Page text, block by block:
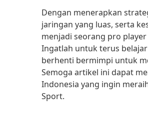
Dengan menerapkan
jaringan yang luas, serta
menjadi seorang pro
Ingatlah untuk terus
berhenti bermimpi untuk
Semoga artikel ini dapat
Indonesia yang ingin
Sport.